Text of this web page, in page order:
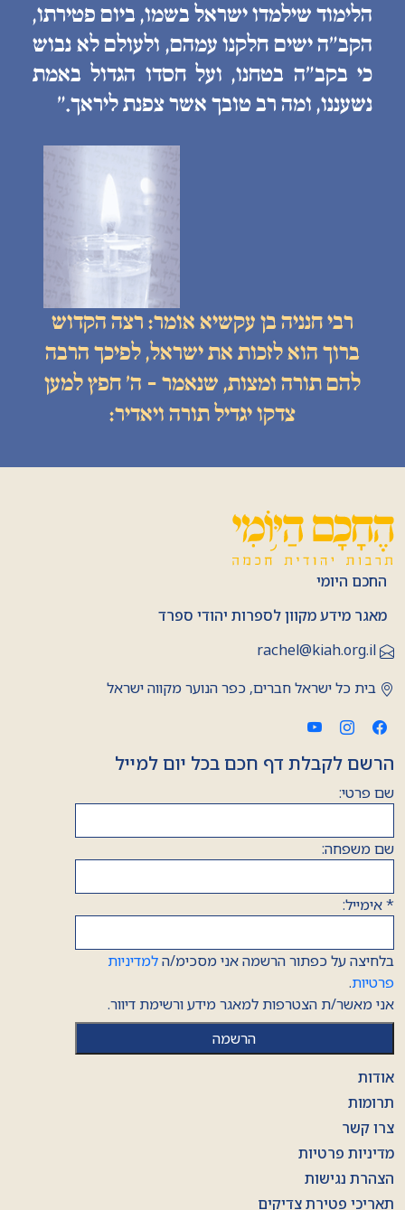
הלימוד שילמדו ישראל בשמו, ביום פטירתו,
הקב״ה ישים חלקנו עמהם, ולעולם לא נבוש
כי בקב״ה בטחנו, ועל חסדו הגדול באמת
נשעננו, ומה רב טובך אשר צפנת ליראך.״
רבי חנניה בן עקשיא אומר: רצה הקדוש
ברוך הוא לזכות את ישראל, לפיכך הרבה
להם תורה ומצות, שנאמר - ה׳ חפץ למען
צדקו יגדיל תורה ויאדיר:
החכם היומי
מאגר מידע מקוון לספרות יהודי ספרד
rachel@kiah.org.il
בית כל ישראל חברים, כפר הנוער מקווה ישראל
הרשם לקבלת דף חכם בכל יום למייל
שם פרטי:
שם משפחה:
*אימייל:
בלחיצה על כפתור הרשמה אני מסכימ/הלמדיניות
פרטיות.
אני מאשר/ת הצטרפות למאגר מידע ורשימת דיוור.
אודות
תרומות
צרו קשר
מדיניות פרטיות
הצהרת נגישות
תאריכי פטירת צדיקים